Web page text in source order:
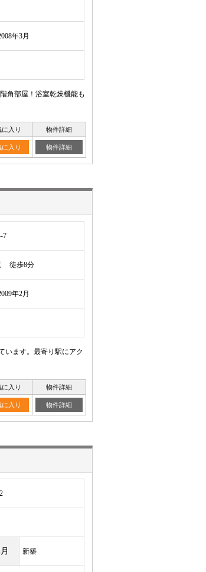
年3月
角部屋！浴室乾燥機能も
に入り 物件詳細
に入り 物件詳細
7
徒歩8分
年2月
います。最寄り駅にアク
に入り 物件詳細
に入り 物件詳細
新築